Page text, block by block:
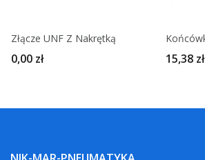
Złącze UNF Z Nakrętką
0,00 zł 15,38 zł